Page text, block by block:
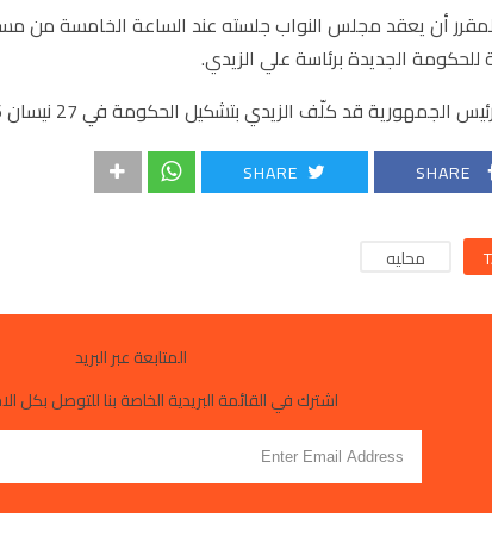
أن يعقد مجلس النواب جلسته عند الساعة الخامسة من
للحكومة الجديدة برئاسةعلي الزيدي.
الجمهورية قد كلّف الزيدي بتشكيل الحكومة في 27 نيسان 2026 خلفاً لـ
SHARE
SHARE
محليه
المتابعة عبر البريد
اشترك في القائمة البريدية الخاصة بنا للتوصل بكل